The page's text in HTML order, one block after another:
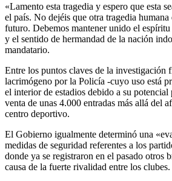
«Lamento esta tragedia y espero que esta
el país. No dejéis que otra tragedia humana
futuro. Debemos mantener unido el
y el sentido de hermandad de la nación
mandatario.
Entre los puntos claves de la investigación
lacrimógeno por la Policía -cuyo uso está
el interior de estadios debido a su
venta de unas 4.000 entradas más allá del
centro deportivo.
El Gobierno igualmente determinó una
medidas de seguridad referentes a los
donde ya se registraron en el pasado otros
causa de la fuerte rivalidad entre los clubes.